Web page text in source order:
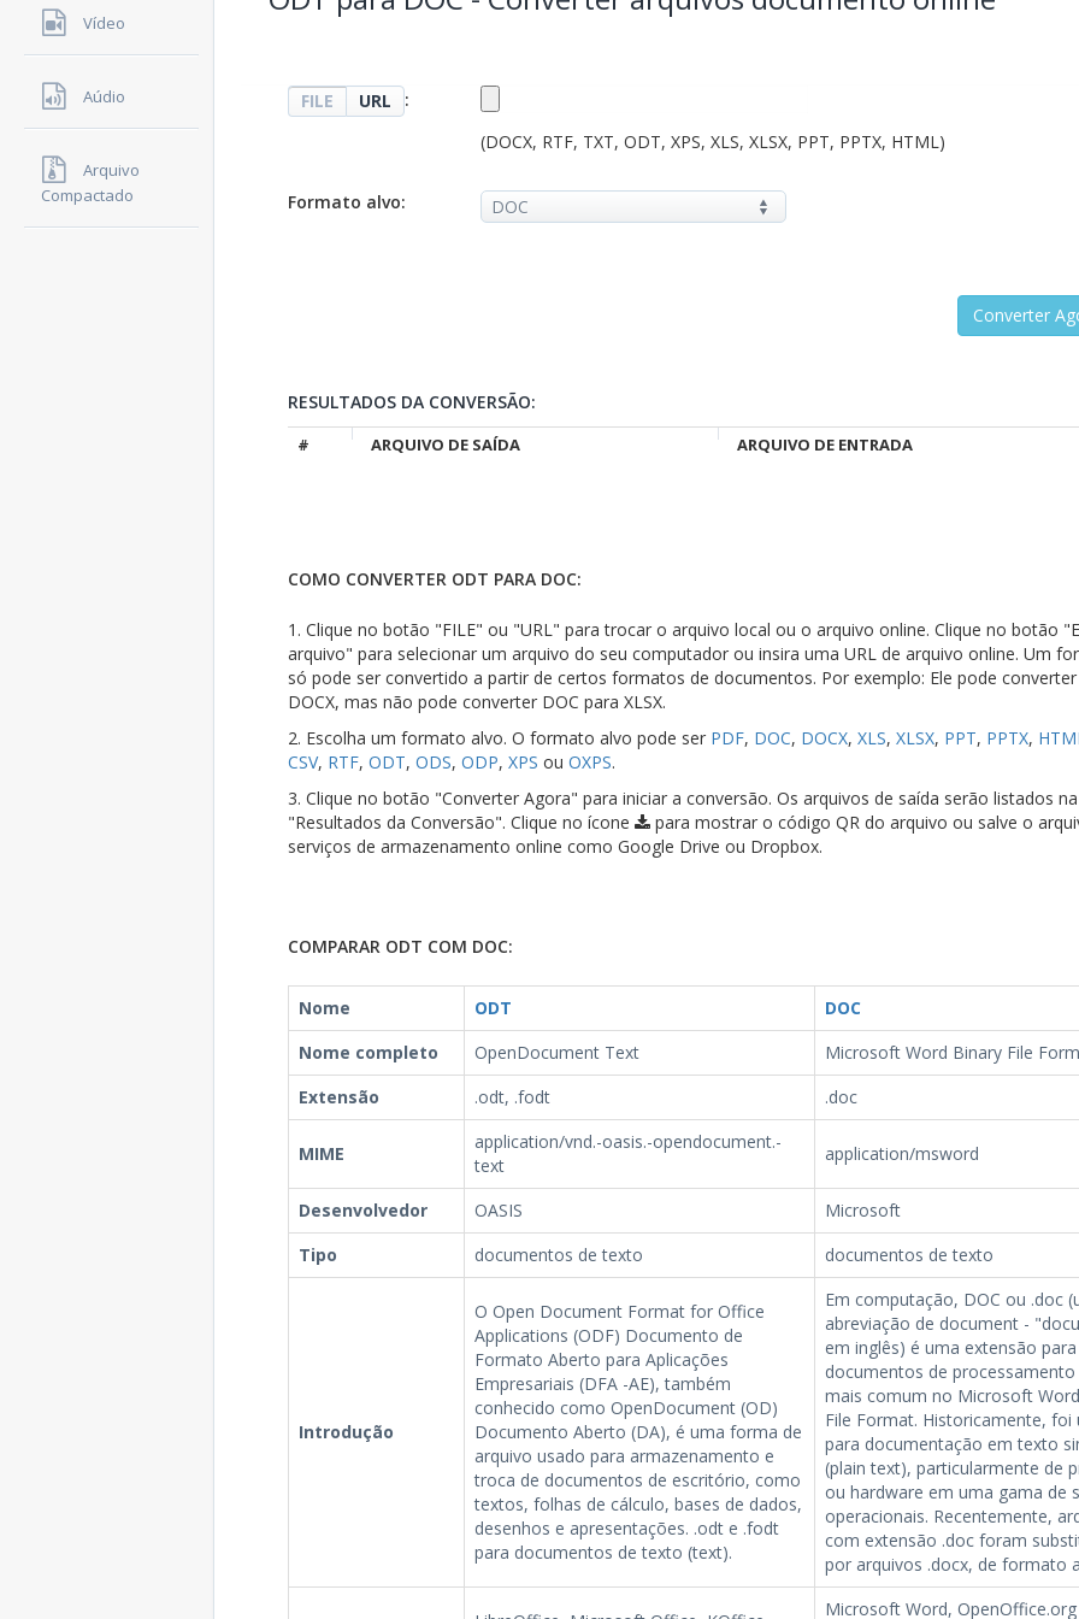
Vídeo
Aúdio
Arquivo
Compactado
FILE URL
:
(DOCX, RTF, TXT, ODT, XPS, XLS, XLSX, PPT, PPTX, HTML)
Formato alvo:
RESULTADOS DA CONVERSÃO:
# ARQUIVO DE SAÍDA ARQUIVO DE ENTRADA
COMO CONVERTER ODT PARA DOC:
1. Clique no botão "FILE" ou "URL" para trocar o arquivo local ou o arquivo online. Clique no botão
arquivo" para selecionar um arquivo do seu computador ou insira uma URL de arquivo online. Um
só pode ser convertido a partir de certos formatos de documentos. Por exemplo: Ele pode
DOCX, mas não pode converter DOC para XLSX.
2. Escolha um formato alvo. O formato alvo pode ser PDF, DOC, DOCX, XLS, XLSX, PPT, PPTX,
CSV, RTF, ODT, ODS, ODP, XPS ou OXPS.
3. Clique no botão "Converter Agora" para iniciar a conversão. Os arquivos de saída serão listados
"Resultados da Conversão". Clique no ícone
para mostrar o código QR do arquivo ou salve o
serviços de armazenamento online como Google Drive ou Dropbox.
COMPARAR ODT COM DOC:
Nome ODT
DOC
Nome completo
OpenDocument Text
Microsoft Word Binary File
Extensão
.odt, .fodt .doc
MIME
application/vnd.-oasis.-opendocument.-
text
application/msword
Desenvolvedor OASIS
Microsoft
Tipo
documentos de texto documentos de texto
Introdução
O Open Document Format for Office
Applications (ODF) Documento de
Formato Aberto para Aplicações
Empresariais (DFA -AE), também
conhecido como OpenDocument (OD)
Documento Aberto (DA), é uma forma de
arquivo usado para armazenamento e
troca de documentos de escritório, como
textos, folhas de cálculo, bases de dados,
desenhos e apresentações. .odt e .fodt
para documentos de texto (text).
Em computação, DOC ou .doc
abreviação de document -
em inglês) é uma extensão para
documentos de
mais comum no Microsoft
File Format. Historicamente, foi
para documentação em texto
(plain text), particularmente de
ou hardware em uma gama de
operacionais. Recentemente,
com extensão .doc foram
por arquivos .docx, de formato
Microsoft Word,